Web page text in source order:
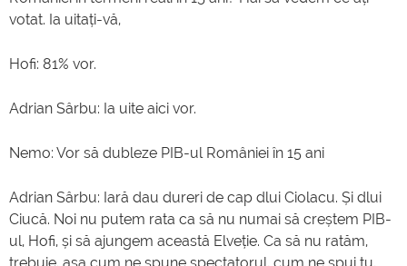
votat. Ia uitați-vă,
Hofi: 81% vor.
Adrian Sârbu: Ia uite aici vor.
Nemo: Vor să dubleze PIB-ul României în 15 ani
Adrian Sârbu: Iară dau dureri de cap dlui Ciolacu. Și dlui
Ciucă. Noi nu putem rata ca să nu numai să creștem PIB-
ul, Hofi, și să ajungem această Elveție. Ca să nu ratăm,